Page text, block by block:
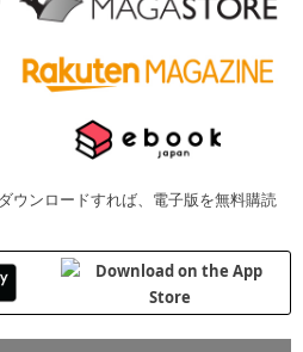
ウンロードすれば、電子版を無料購読